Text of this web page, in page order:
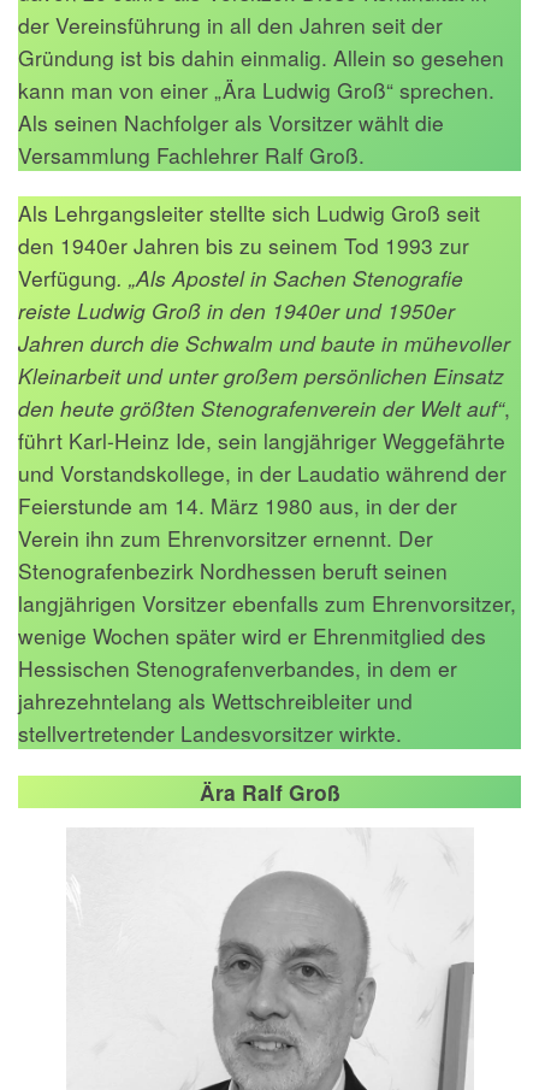
der Vereinsführung in all den Jahren seit der
Gründung ist bis dahin einmalig. Allein so gesehen
kann man von einer „Ära Ludwig Groß“ sprechen.
Als seinen Nachfolger als Vorsitzer wählt die
Versammlung Fachlehrer Ralf Groß.
Als Lehrgangsleiter stellte sich Ludwig Groß seit
den 1940er Jahren bis zu seinem Tod 1993 zur
Verfügung. „Als Apostel in Sachen Stenografie
reiste Ludwig Groß in den 1940er und 1950er
Jahren durch die Schwalm und baute in mühevoller
Kleinarbeit und unter großem persönlichen Einsatz
den heute größten Stenografenverein der Welt auf“,
führt Karl-Heinz Ide, sein langjähriger Weggefährte
und Vorstandskollege, in der Laudatio während der
Feierstunde am 14. März 1980 aus, in der der
Verein ihn zum Ehrenvorsitzer ernennt. Der
Stenografenbezirk Nordhessen beruft seinen
langjährigen Vorsitzer ebenfalls zum Ehrenvorsitzer,
wenige Wochen später wird er Ehrenmitglied des
Hessischen Stenografenverbandes, in dem er
jahrezehntelang als Wettschreibleiter und
stellvertretender Landesvorsitzer wirkte.
Ära Ralf Groß